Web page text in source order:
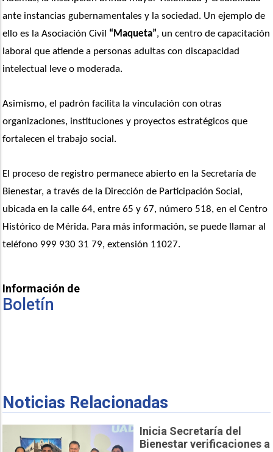
ante instancias gubernamentales y la sociedad. Un ejemplo de
ello es la Asociación Civil “Maqueta”, un centro de capacitación
laboral que atiende a personas adultas con discapacidad
intelectual leve o moderada.
Asimismo, el padrón facilita la vinculación con otras
organizaciones, instituciones y proyectos estratégicos que
fortalecen el trabajo social.
El proceso de registro permanece abierto en la Secretaría de
Bienestar, a través de la Dirección de Participación Social,
ubicada en la calle 64, entre 65 y 67, número 518, en el Centro
Histórico de Mérida. Para más información, se puede llamar al
teléfono 999 930 31 79, extensión 11027.
Información de
Boletín
Noticias Relacionadas
Inicia Secretaría del
Bienestar verificaciones a